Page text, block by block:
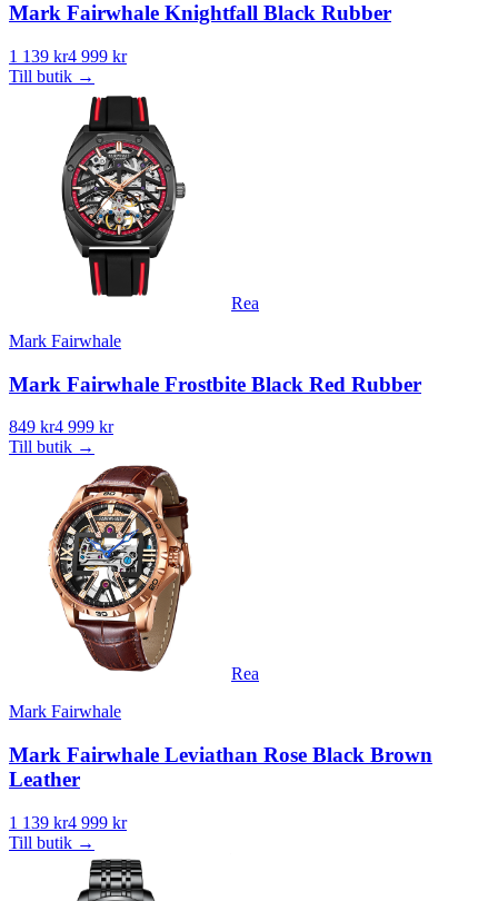
Mark Fairwhale Knightfall Black Rubber
1 139 kr4 999 kr
Till butik →
Rea
Mark Fairwhale
Mark Fairwhale Frostbite Black Red Rubber
849 kr4 999 kr
Till butik →
Rea
Mark Fairwhale
Mark Fairwhale Leviathan Rose Black Brown
Leather
1 139 kr4 999 kr
Till butik →